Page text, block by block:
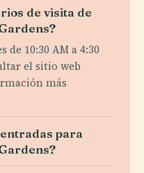
de visita de
10:30 AM a 4:30
el sitio web
más
para